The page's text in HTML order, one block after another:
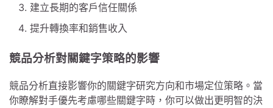
建立長期的客戶信任關係
提升轉換率和銷售收入
競品分析對關鍵字策略的影響
競品分析直接影響你的關鍵字研究方向和市場定位策略。當
你瞭解對手優先考慮哪些關鍵字時，你可以做出更明智的決